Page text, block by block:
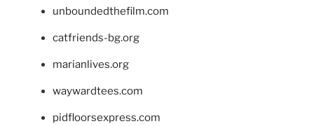
unboundedthefilm.com
catfriends-bg.org
marianlives.org
waywardtees.com
pidfloorsexpress.com